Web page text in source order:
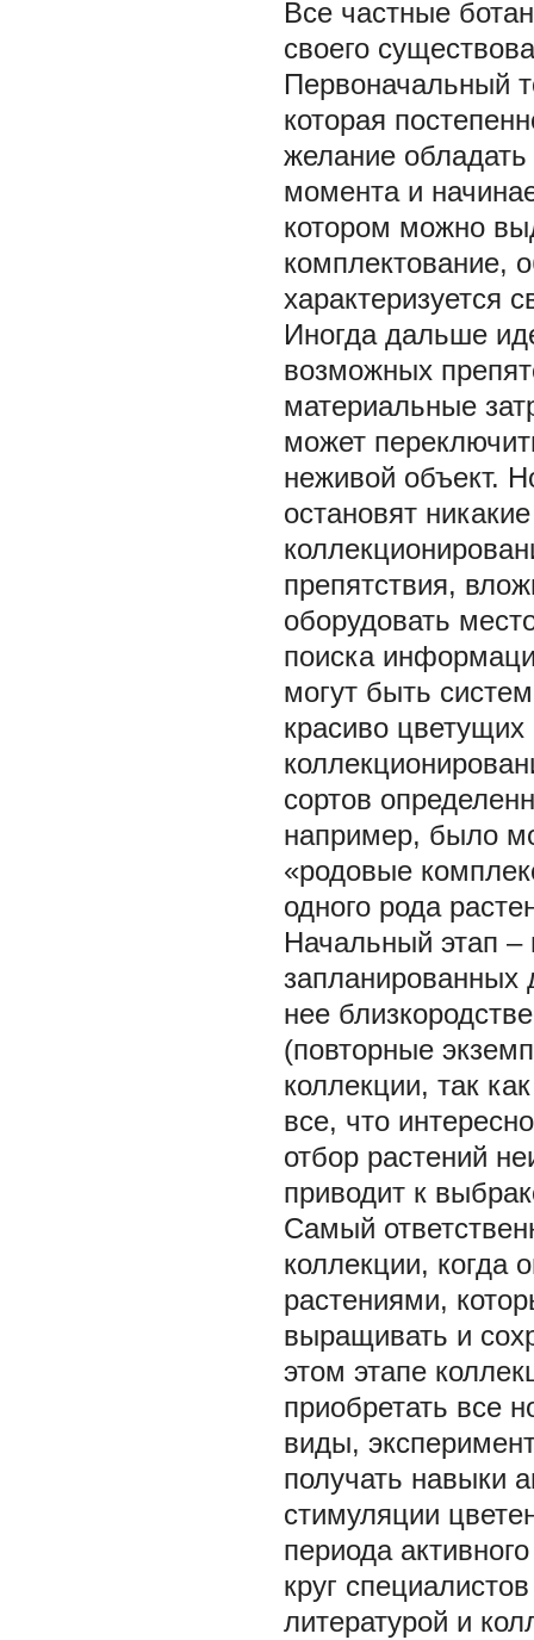
Все частные
своего
Первоначальный
которая
желание
момента и
котором можно
комплектование,
характеризуется
Иногда дальше
возможных
материальные
может
неживой объект.
остановят
препятствия,
оборудовать
поиска
могут быть
красиво
сортов
например, было
«родовые
одного рода
Начальный этап –
запланированных
нее
(повторные
коллекции, так
все, что
отбор растений
приводит к
Самый
коллекции, когда
растениями,
выращивать и
этом этапе
приобретать все
виды,
получать навыки
стимуляции
периода
круг
литературой и